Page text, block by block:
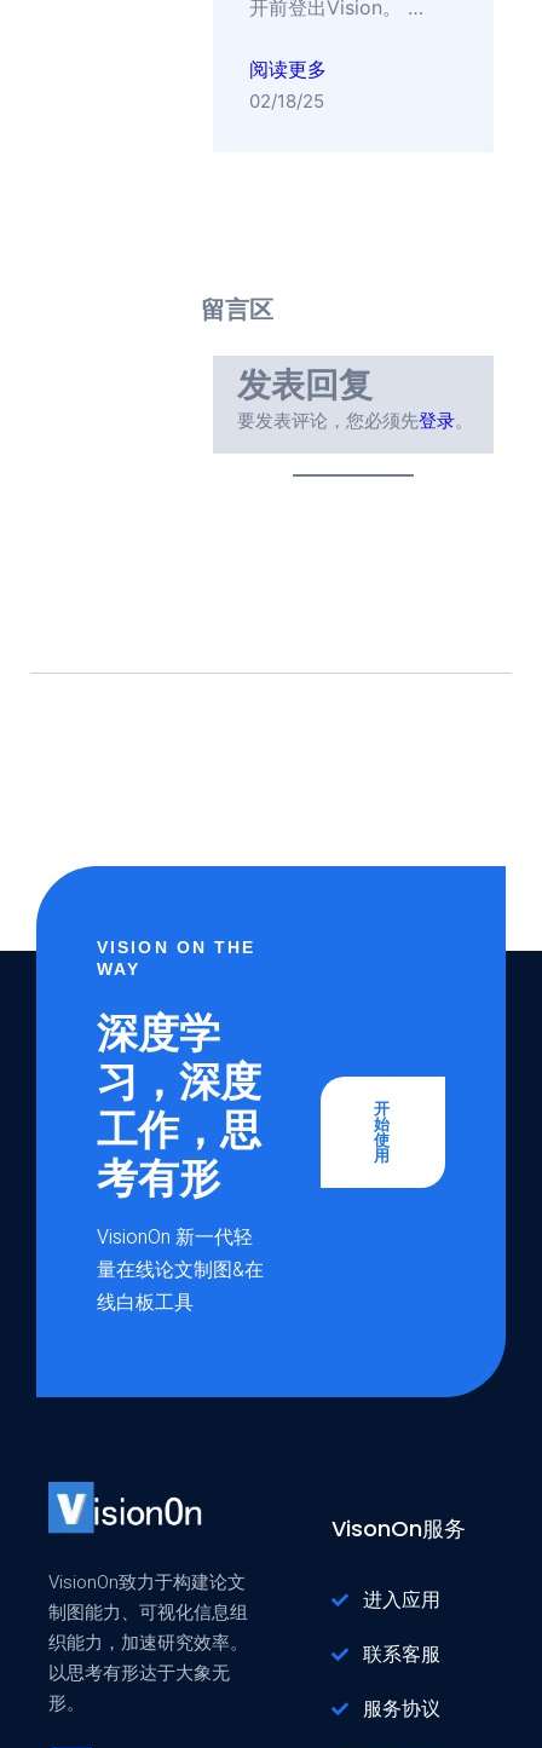
开前登出Vision。 …
阅读更多
02/18/25
留言区
发表回复
要发表评论，您必须先登录。
VISION ON THE
WAY
深度学
习，深度
工作，思
考有形
VisionOn 新一代轻
量在线论文制图&在
线白板工具
开
始
使
用
VisionOn致力于构建论文
制图能力、可视化信息组
织能力，加速研究效率。
以思考有形达于大象无
形。
VisonOn服务
进入应用
联系客服
服务协议